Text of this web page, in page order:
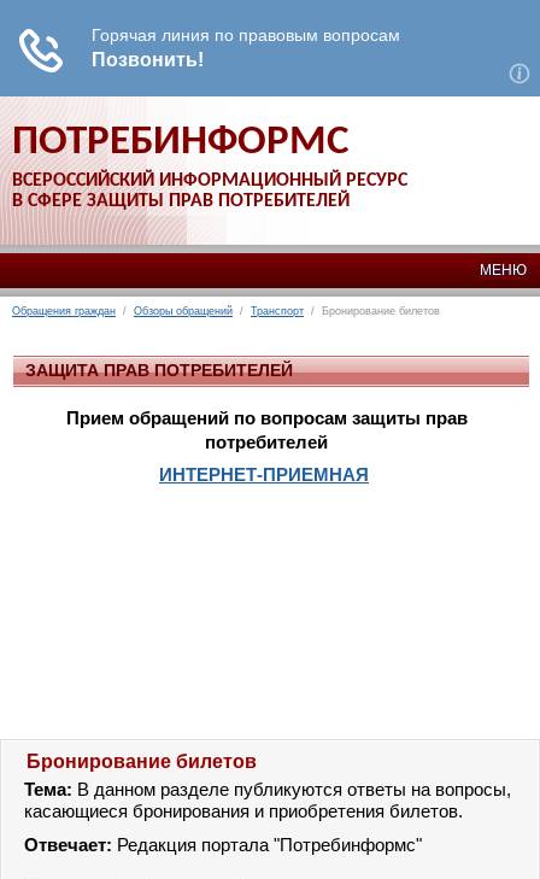
ПОТРЕБИНФОРМС
ВСЕРОССИЙСКИЙ ИНФОРМАЦИОННЫЙ РЕСУРС
В СФЕРЕ ЗАЩИТЫ ПРАВ ПОТРЕБИТЕЛЕЙ
МЕНЮ
Обращения граждан / Обзоры обращений / Транспорт / Бронирование билетов
ЗАЩИТА ПРАВ ПОТРЕБИТЕЛЕЙ
Прием обращений по вопросам защиты прав
потребителей
ИНТЕРНЕТ-ПРИЕМНАЯ
Бронирование билетов
Тема: В данном разделе публикуются ответы на вопросы,
касающиеся бронирования и приобретения билетов.
Отвечает: Редакция портала "Потребинформс"